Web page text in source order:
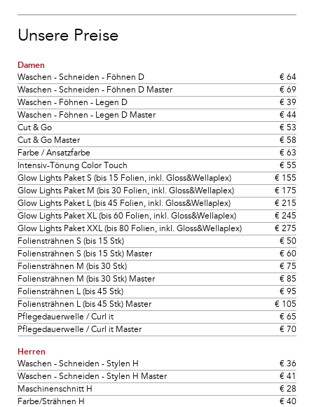
Unsere Preise
Damen
Waschen - Schneiden - Föhnen D
€ 64
Waschen - Schneiden - Föhnen D Master
€ 69
Waschen - Föhnen - Legen D
€ 39
Waschen - Föhnen - Legen D Master
€ 44
Cut & Go
€ 53
Cut & Go Master
€ 58
Farbe / Ansatzfarbe
€ 63
Intensiv-Tönung Color Touch
€ 55
Glow Lights Paket S (bis 15 Folien, inkl. Gloss&Wellaplex)
€ 155
Glow Lights Paket M (bis 30 Folien, inkl. Gloss&Wellaplex)
€ 175
Glow Lights Paket L (bis 45 Folien, inkl. Gloss&Wellaplex)
€ 215
Glow Lights Paket XL (bis 60 Folien, inkl. Gloss&Wellaplex)
€ 245
Glow Lights Paket XXL (bis 80 Folien, inkl. Gloss&Wellaplex)
€ 275
Foliensträhnen S (bis 15 Stk)
€ 50
Foliensträhnen S (bis 15 Stk) Master
€ 60
Foliensträhnen M (bis 30 Stk)
€ 75
Foliensträhnen M (bis 30 Stk) Master
€ 85
Foliensträhnen L (bis 45 Stk)
€ 95
Foliensträhnen L (bis 45 Stk) Master
€ 105
Pflegedauerwelle / Curl it
€ 65
Pflegedauerwelle / Curl it Master
€ 70
Herren
Waschen - Schneiden - Stylen H
€ 36
Waschen - Schneiden - Stylen H Master
€ 41
Maschinenschnitt H
€ 28
Farbe/Strähnen H
€ 40